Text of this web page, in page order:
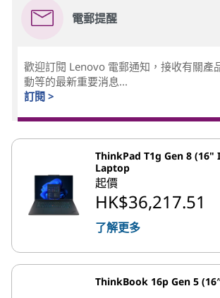
電郵提醒
歡迎訂閱 Lenovo 電郵通知，接收有關產
動等的最新重要消息...
訂閱 >
ThinkPad T1g Gen 8 (16"
Laptop
起價
HK$36,217.51
了解更多
ThinkBook 16p Gen 5